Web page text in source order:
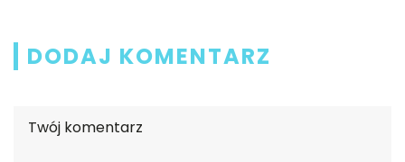
DODAJ KOMENTARZ